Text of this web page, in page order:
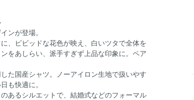
ンが登場。
、ビビッドな花色が映え、白いツタで全体を
をあしらい、派手すぎず上品な印象に。ペア
た国産シャツ。ノーアイロン生地で扱いやす
も快適に。
あるシルエットで、結婚式などのフォーマル